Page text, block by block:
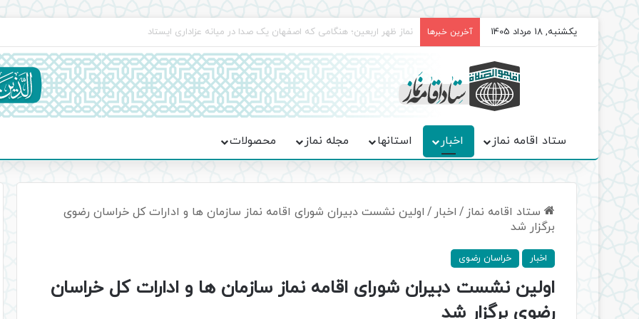
یکشنبه, 18 مرداد 1405 آخرین خبرها برگزاری باشکوه نمازهای جماعت در موکب فاطمه الزهرا (س)
ستاد اقامه نماز اخبار استانها مجله نماز محصولات
ستاد اقامه نماز / اخبار / اولین نشست دبیران شورای اقامه نماز سازمان ها و ادارات کل خراسان رضوی
برگزار شد
اخبار خراسان رضوی
اولین نشست دبیران شورای اقامه نماز سازمان ها و ادارات کل خراسان
رضوی برگزار شد